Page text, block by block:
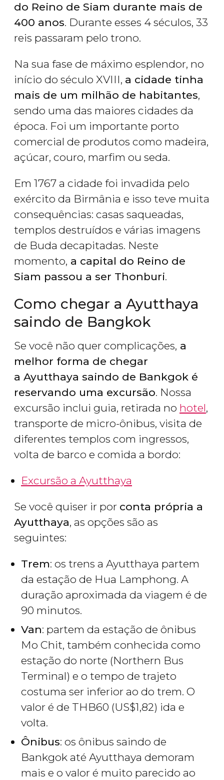
do Reino de Siam durante mais de
400 anos. Durante esses 4 séculos, 33
reis passaram pelo trono.
Na sua fase de máximo esplendor, no
início do século XVIII, a cidade tinha
mais de um milhão de habitantes,
sendo uma das maiores cidades da
época. Foi um importante porto
comercial de produtos como madeira,
açúcar, couro, marfim ou seda.
Em 1767 a cidade foi invadida pelo
exército da Birmânia e isso teve muita
consequências: casas saqueadas,
templos destruídos e várias imagens
de Buda decapitadas. Neste
momento, a capital do Reino de
Siam passou a ser Thonburi.
Como chegar a Ayutthaya
saindo de Bangkok
Se você não quer complicações, a
melhor forma de chegar
a Ayutthaya saindo de Bankgok é
reservando uma excursão. Nossa
excursão inclui guia, retirada no hotel,
transporte de micro-ônibus, visita de
diferentes templos com ingressos,
volta de barco e comida a bordo:
Excursão a Ayutthaya
Se você quiser ir por conta própria a
Ayutthaya, as opções são as
seguintes:
Trem: os trens a Ayutthaya partem
da estação de Hua Lamphong. A
duração aproximada da viagem é de
90 minutos.
Van: partem da estação de ônibus
Mo Chit, também conhecida como
estação do norte (Northern Bus
Terminal) e o tempo de trajeto
costuma ser inferior ao do trem. O
valor é de THB60 (US$1,82) ida e
volta.
Ônibus: os ônibus saindo de
Bankgok até Ayutthaya demoram
mais e o valor é muito parecido ao